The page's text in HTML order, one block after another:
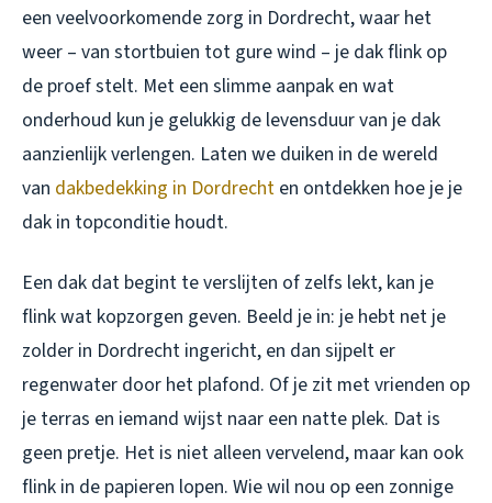
een veelvoorkomende zorg in Dordrecht, waar het
weer – van stortbuien tot gure wind – je dak flink op
de proef stelt. Met een slimme aanpak en wat
onderhoud kun je gelukkig de levensduur van je dak
aanzienlijk verlengen. Laten we duiken in de wereld
van dakbedekking in Dordrecht en ontdekken hoe je je
dak in topconditie houdt.
Een dak dat begint te verslijten of zelfs lekt, kan je
flink wat kopzorgen geven. Beeld je in: je hebt net je
zolder in Dordrecht ingericht, en dan sijpelt er
regenwater door het plafond. Of je zit met vrienden op
je terras en iemand wijst naar een natte plek. Dat is
geen pretje. Het is niet alleen vervelend, maar kan ook
flink in de papieren lopen. Wie wil nou op een zonnige